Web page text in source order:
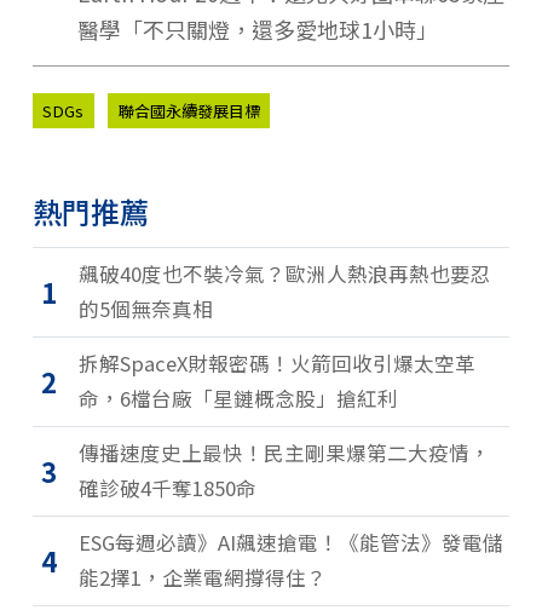
醫學「不只關燈，還多愛地球1小時」
SDGs 聯合國永續發展目標
熱門推薦
1
飆破40度也不裝冷氣？歐洲人熱浪再熱也要忍
的5個無奈真相
2
拆解SpaceX財報密碼！火箭回收引爆太空革
命，6檔台廠「星鏈概念股」搶紅利
3
傳播速度史上最快！民主剛果爆第二大疫情，
確診破4千奪1850命
4
ESG每週必讀》AI飆速搶電！《能管法》發電儲
能2擇1，企業電網撐得住？